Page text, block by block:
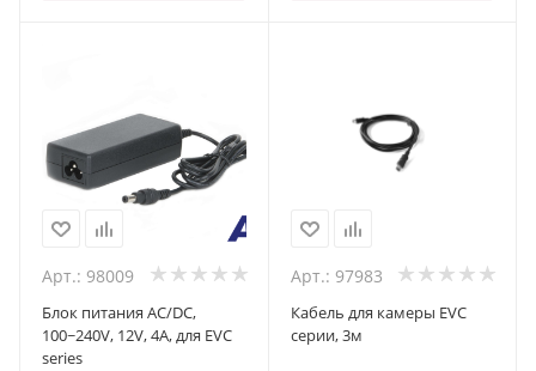
Арт.: 98009
Блок питания AC/DC,
100~240V, 12V, 4A, для EVC
series
Арт.: 97983
Кабель для камеры EVC
серии, 3м